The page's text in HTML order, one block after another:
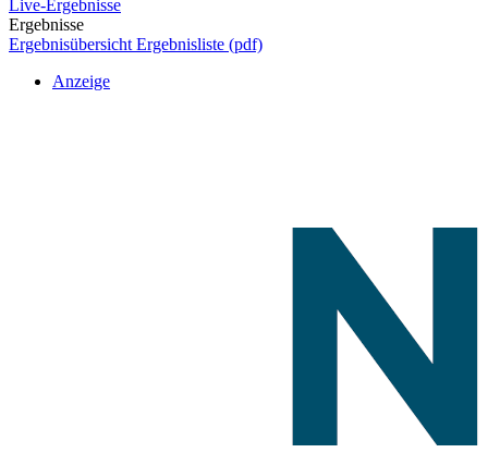
Live-Ergebnisse
Ergebnisse
Ergebnisübersicht Ergebnisliste (pdf)
Anzeige